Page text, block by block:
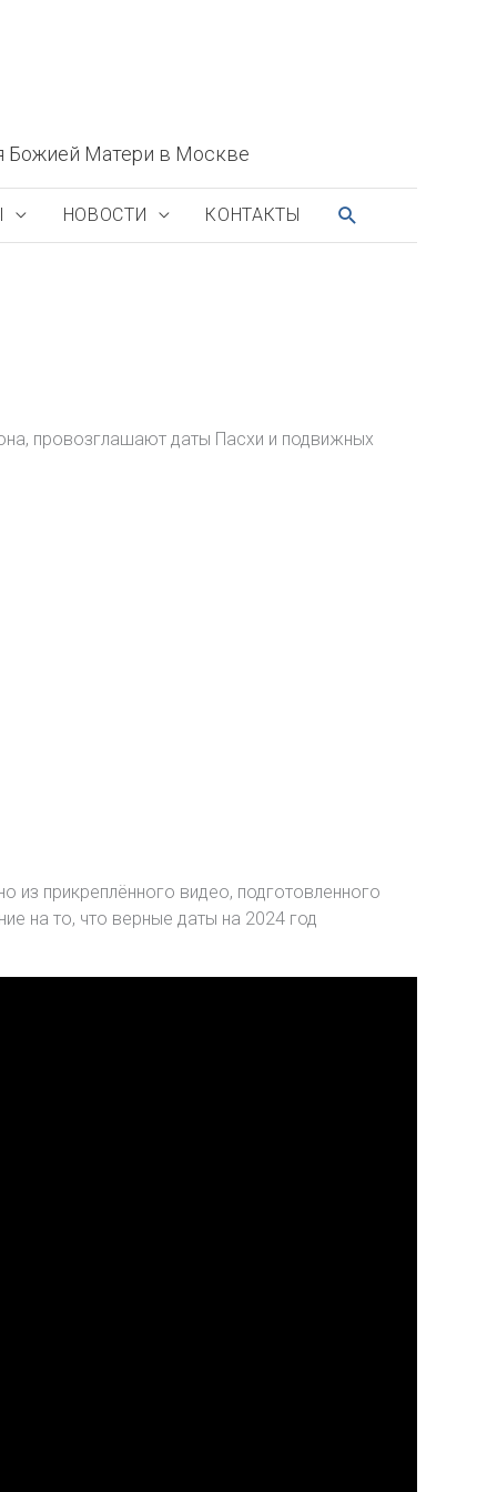
Божией Матери в Москве
НОВОСТИ КОНТАКТЫ ПОИСК
провозглашают даты Пасхи и подвижных
прикреплённого видео, подготовленного
на то, что верные даты на 2024 год